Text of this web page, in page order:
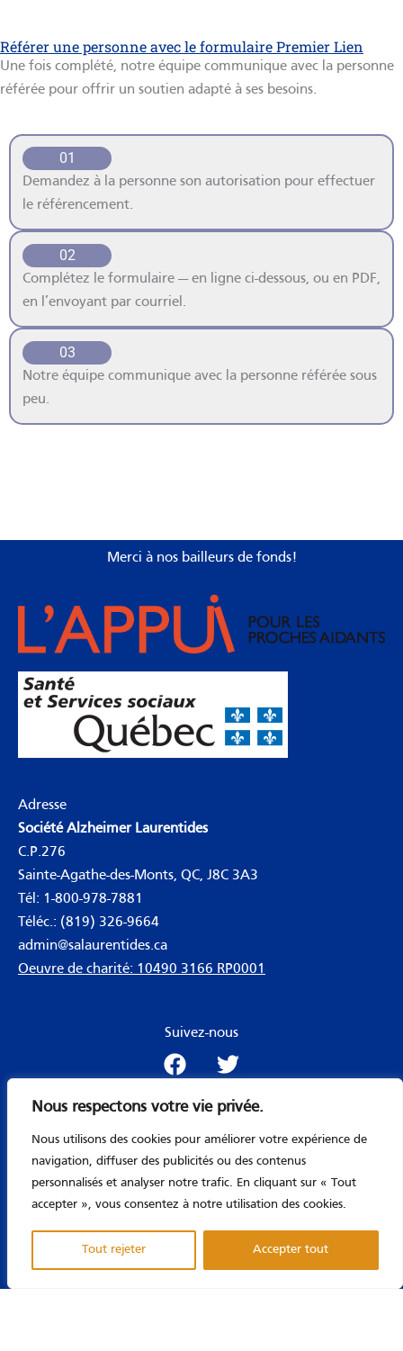
Nous respectons votre vie privée.
Nous utilisons des cookies pour améliorer votre expérience de
navigation, diffuser des publicités ou des contenus
personnalisés et analyser notre trafic. En cliquant sur « Tout
accepter », vous consentez à notre utilisation des cookies.
Tout rejeter Accepter tout
Référer une personne avec le formulaire Premier Lien
Une fois complété, notre équipe communique avec la personne
référée pour offrir un soutien adapté à ses besoins.
01
Demandez à la personne son autorisation pour effectuer
le référencement.
02
Complétez le formulaire — en ligne ci-dessous, ou en PDF,
en l’envoyant par courriel.
03
Notre équipe communique avec la personne référée sous
peu.
Merci à nos bailleurs de fonds!
Adresse
Société Alzheimer Laurentides
C.P.276
Sainte-Agathe-des-Monts, QC, J8C 3A3
Tél: 1-800-978-7881
Téléc.: (819) 326-9664
admin@salaurentides.ca
Oeuvre de charité: 10490 3166 RP0001
Suivez-nous
F
a
b
o
o
k
T
w
t
e
r